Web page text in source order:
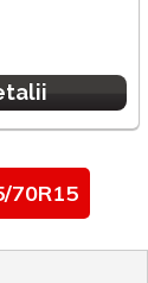
70R15